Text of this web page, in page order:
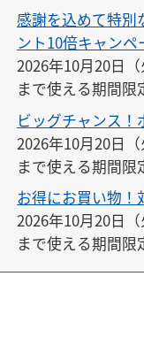
感謝を込めて特別
ント10倍キャンペ
2026年10月20日（
まで使える期間限
ビッグチャンス！
2026年10月20日
まで使える期間限
お得にお買い物！
2026年10月20日（
まで使える期間限